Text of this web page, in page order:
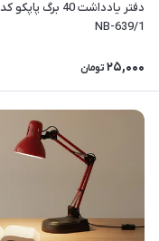
دفتر یادداشت 40 برگ پاپکو کد
NB-639/1
25,000 تومان